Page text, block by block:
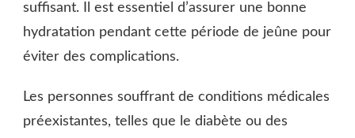
suffisant. Il est essentiel d’assurer une bonne
hydratation pendant cette période de jeûne pour
éviter des complications.
Les personnes souffrant de conditions médicales
préexistantes, telles que le diabète ou des